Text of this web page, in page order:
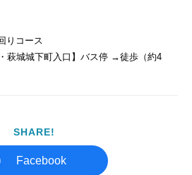
りコース
萩城城下町入口】バス停 →徒歩（約4
SHARE!
Facebook